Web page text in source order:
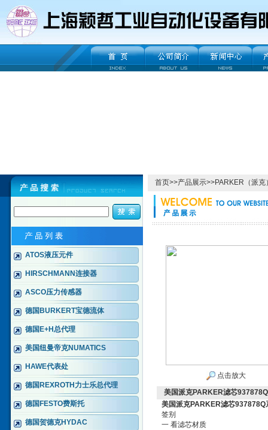
ATOS液压元件
HIRSCHMANN连接器
ASCO压力传感器
德国BURKERT宝德流体
德国E+H总代理
美国纽曼帝克NUMATICS
HAWE代表处
德国REXROTH力士乐总代理
德国FESTO费斯托
德国贺德克HYDAC
首页>>产品展示>>PARKER（派克
点击放大
美国派克PARKER滤芯
美国派克PARKER滤芯937878Q
签别
一 看滤芯材质